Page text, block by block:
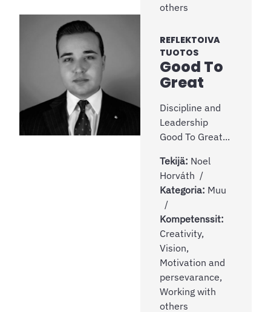
others
REFLEKTOIVA
TUOTOS
Good To
Great
Discipline and
Leadership
Good To Great...
Tekijä: Noel
Horváth
Kategoria: Muu
Kompetenssit:
Creativity,
Vision,
Motivation and
persevarance,
Working with
others